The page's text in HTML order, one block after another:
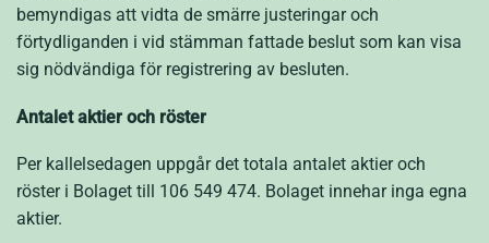
bemyndigas att vidta de smärre justeringar och
förtydliganden i vid stämman fattade beslut som kan visa
sig nödvändiga för registrering av besluten.
Antalet aktier och röster
Per kallelsedagen uppgår det totala antalet aktier och
röster i Bolaget till 106 549 474. Bolaget innehar inga egna
aktier.